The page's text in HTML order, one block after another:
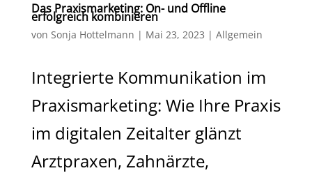
Das Praxismarketing: On- und Offline
erfolgreich kombinieren
von Sonja Hottelmann | Mai 23, 2023 | Allgemein
Integrierte Kommunikation im
Praxismarketing: Wie Ihre Praxis
im digitalen Zeitalter glänzt
Arztpraxen, Zahnärzte,